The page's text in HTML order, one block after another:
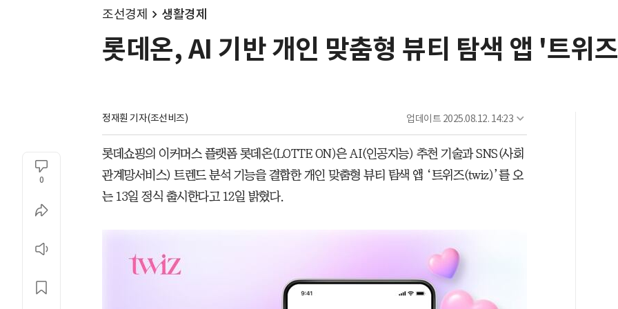
조선경제 생활경제
롯데온, AI 기반 개인 맞춤형 뷰티 탐색 앱 '트위
정재훤 기자(조선비즈) 업데이트 2025.08.12. 14:23
0
롯데쇼핑의 이커머스 플랫폼 롯데온(LOTTE ON)은 AI(인공지능) 추천 기술과 SNS(사회
관계망서비스) 트렌드 분석 기능을 결합한 개인 맞춤형 뷰티 탐색 앱 ‘트위즈(twiz)’를 오
는 13일 정식 출시한다고 12일 밝혔다.